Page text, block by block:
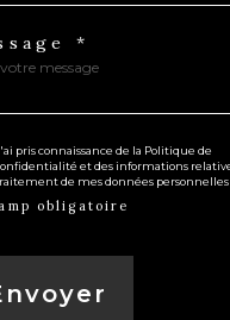
*
pris connaissance de la Politique de
et des informations
de mes données personnelles
obligatoire